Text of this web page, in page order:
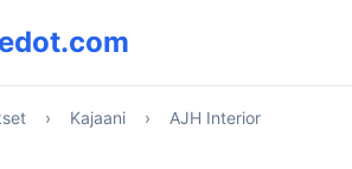
› Kajaani ›
AJH Interior